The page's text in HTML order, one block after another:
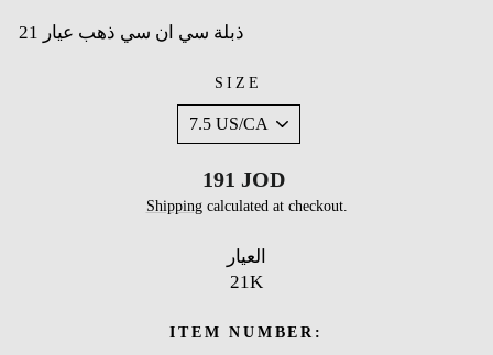
21 ذبلة سي ان سي ذهب عيار
SIZE
Regular
price
191 JOD
Shippingcalculated at checkout.
العيار
21K
ITEM NUMBER: